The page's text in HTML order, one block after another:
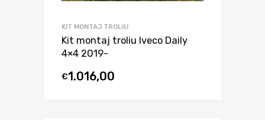
KIT MONTAJ TROLIU
Kit montaj troliu Iveco Daily
4×4 2019-
€1.016,00